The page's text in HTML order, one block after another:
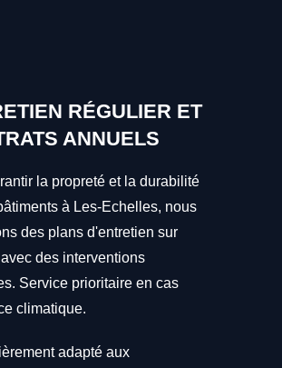
RÉGULIER ET
ANNUELS
la propreté et la durabilité
à Les-Echelles, nous
des plans d'entretien sur
des interventions
Service prioritaire en cas
climatique.
adapté aux